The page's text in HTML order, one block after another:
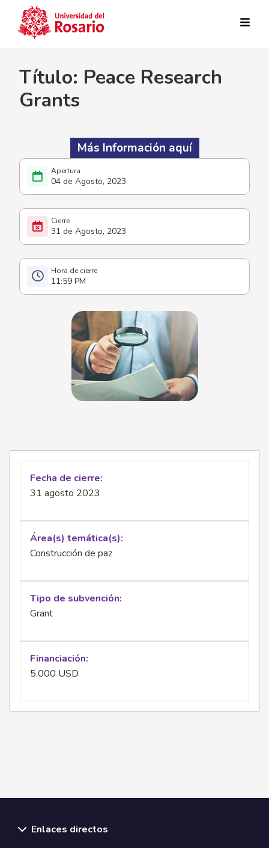
04 de Agosto, 2023
31 de Agosto, 2023
11:59 PM
Título: Peace Research
Grants
Más Información aquí
Fecha de cierre
31 agosto 2023
Área(s) temática(s)
Construcción de paz
Tipo de subvención
Grant
Financiación
5.000 USD
Enlaces directos